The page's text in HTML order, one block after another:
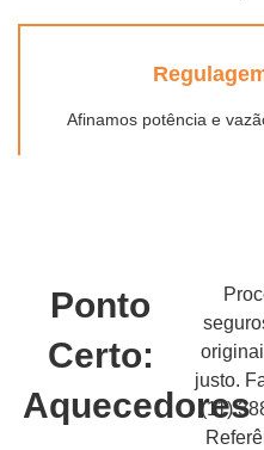
Afinamos potência e
Ponto
Certo:
Aquecedores
justo.
(11)